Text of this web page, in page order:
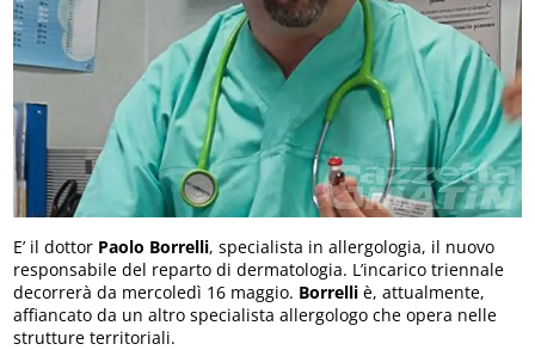
E’ il dottor Paolo Borrelli, specialista in allergologia, il nuovo
responsabile del reparto di dermatologia. L’incarico triennale
decorrerà da mercoledì 16 maggio. Borrelli è, attualmente,
affiancato da un altro specialista allergologo che opera nelle
strutture territoriali.